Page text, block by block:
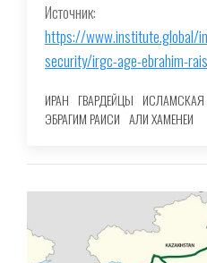
Источник:
https://www.institute.global/
security/irgc-age-ebrahim-
ИРАН ГВАРДЕЙЦЫ
ЭБРАГИМ РАИСИ АЛИ ХАМЕНЕИ